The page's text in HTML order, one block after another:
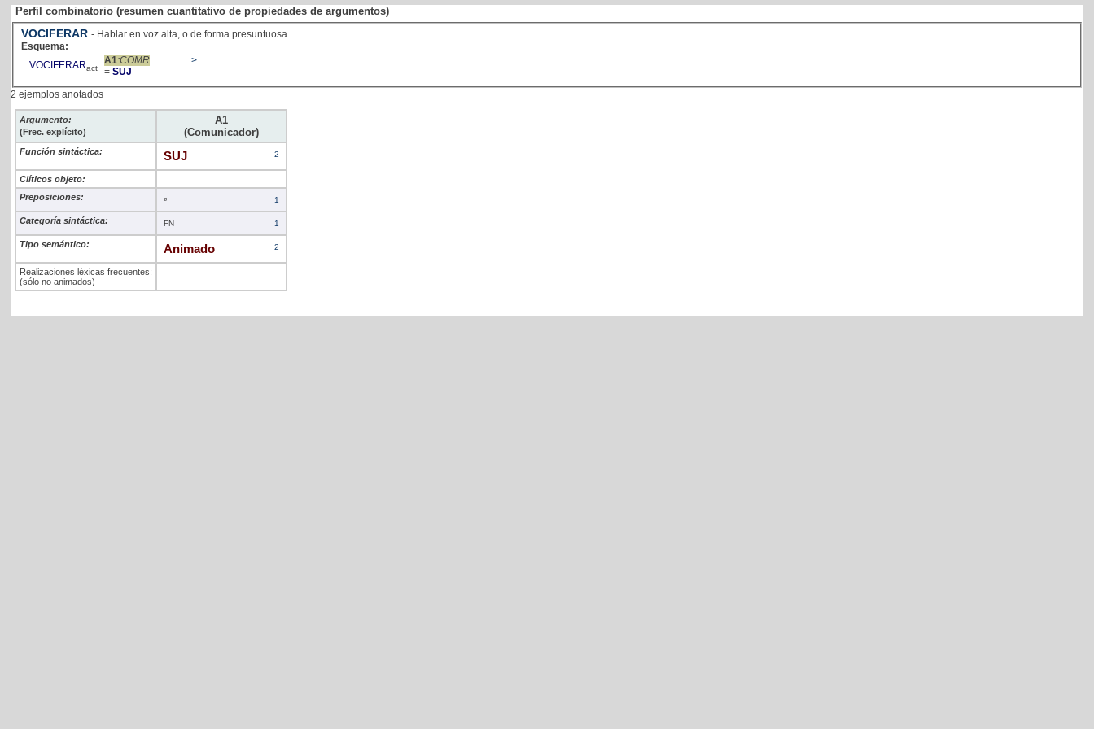
Perfil combinatorio (resumen cuantitativo de propiedades de argumentos)
VOCIFERAR - Hablar en voz alta, o de forma presuntuosa
Esquema:
VOCIFERARact
A1:COMR
= SUJ
>
2 ejemplos anotados
Argumento:
(Frec. explícito)
A1
(Comunicador)
Función sintáctica: SUJ 2
Clíticos objeto:
Preposiciones:
ø 1
Categoría sintáctica: FN 1
Tipo semántico: Animado 2
Realizaciones léxicas frecuentes:
(sólo no animados)